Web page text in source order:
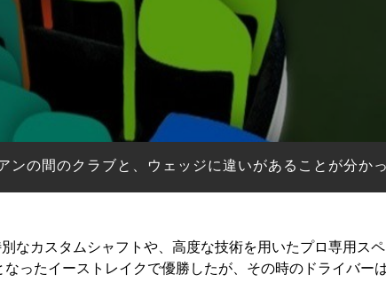
の間のクラブと、ウェッジに違いがあることが分かっ
なカスタムシャフトや、高度な技術を用いたプロ専用ス
ったイーストレイクで優勝したが、その時のドライバー